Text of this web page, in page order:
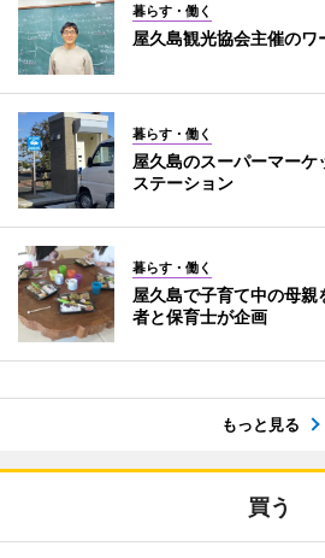
暮らす・働く
屋久島観光協会主催の
暮らす・働く
屋久島のスーパーマー
ステーション
暮らす・働く
屋久島で子育て中の母
者と保育士が企画
もっと見る
買う